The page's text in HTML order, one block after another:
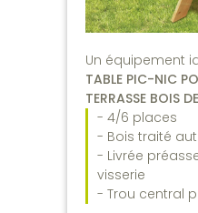
Un équipement
TABLE PIC-NIC
TERRASSE BOIS
- 4/6 places
- Bois traité
- Livrée
visserie
- Trou central